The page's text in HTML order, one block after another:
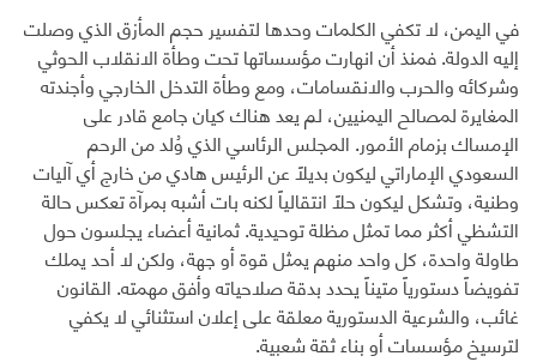
في اليمن، لا تكفي الكلمات وحدها لتفسير حجم المأزق الذي وصلت
إليه الدولة. فمنذ أن انهارت مؤسساتها تحت وطأة الانقلاب الحوثي
وشركائه والحرب والانقسامات، ومع وطأة التدخل الخارجي وأجندته
المغايرة لمصالح اليمنيين، لم يعد هناك كيان جامع قادر على
الإمساك بزمام الأمور. المجلس الرئاسي الذي وُلد من الرحم
السعودي الإماراتي ليكون بديلاً عن الرئيس هادي من خارج أي آليات
وطنية، وتشكل ليكون حلاً انتقالياً لكنه بات أشبه بمرآة تعكس حالة
التشظي أكثر مما تمثل مظلة توحيدية. ثمانية أعضاء يجلسون حول
طاولة واحدة، كل واحد منهم يمثل قوة أو جهة، ولكن لا أحد يملك
تفويضاً دستورياً متيناً يحدد بدقة صلاحياته وأفق مهمته. القانون
غائب، والشرعية الدستورية معلقة على إعلان استثنائي لا يكفي
لترسيخ مؤسسات أو بناء ثقة شعبية.